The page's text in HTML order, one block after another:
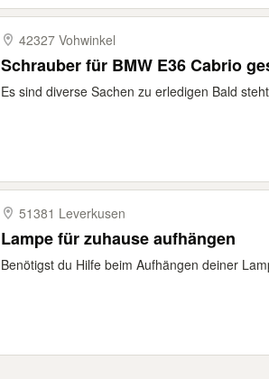
42327 Vohwinkel
Schrauber für BMW E36 Cabrio
Es sind diverse Sachen zu erledigen Bald
51381 Leverkusen
Lampe für zuhause aufhängen
Benötigst du Hilfe beim Aufhängen deiner